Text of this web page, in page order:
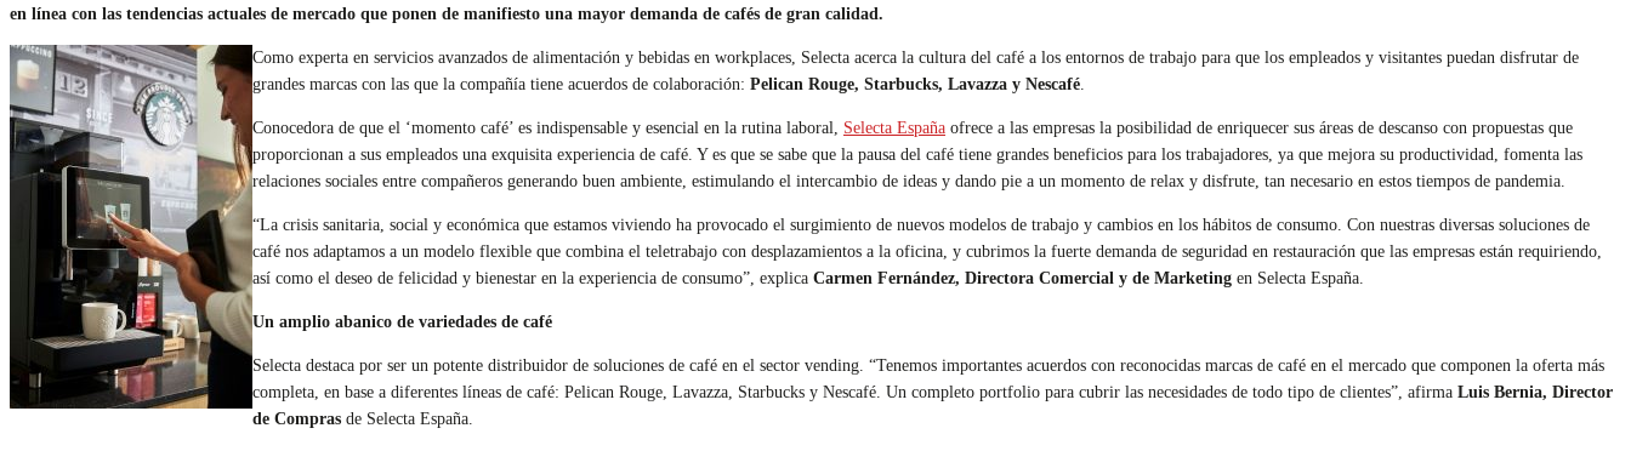
en línea con las tendencias actuales de mercado que ponen de manifiesto una mayor demanda de cafés de gran calidad.
Como experta en servicios avanzados de alimentación y bebidas en workplaces, Selecta acerca la cultura del café a los entornos de trabajo para que los empleados y visitantes puedan disfrutar de
grandes marcas con las que la compañía tiene acuerdos de colaboración: Pelican Rouge, Starbucks, Lavazza y Nescafé
Conocedora de que el ‘momento café’ es indispensable y esencial en la rutina laboral, Selecta España ofrece a las empresas la posibilidad de enriquecer sus áreas de descanso con propuestas que
proporcionan a sus empleados una exquisita experiencia de café. Y es que se sabe que la pausa del café tiene grandes beneficios para los trabajadores, ya que mejora su productividad, fomenta las
relaciones sociales entre compañeros generando buen ambiente, estimulando el intercambio de ideas y dando pie a un momento de relax y disfrute, tan necesario en estos tiempos de pandemia.
“La crisis sanitaria, social y económica que estamos viviendo ha provocado el surgimiento de nuevos modelos de trabajo y cambios en los hábitos de consumo. Con nuestras diversas soluciones de
café nos adaptamos a un modelo flexible que combina el teletrabajo con desplazamientos a la oficina, y cubrimos la fuerte demanda de seguridad en restauración que las empresas están requiriendo,
así como el deseo de felicidad y bienestar en la experiencia de consumo”, explica Carmen Fernández, Directora Comercial y de Marketing en Selecta España.
Un amplio abanico de variedades de café
Selecta destaca por ser un potente distribuidor de soluciones de café en el sector vending. “Tenemos importantes acuerdos con reconocidas marcas de café en el mercado que componen la oferta más
completa, en base a diferentes líneas de café: Pelican Rouge, Lavazza, Starbucks y Nescafé. Un completo portfolio para cubrir las necesidades de todo tipo de clientes”, afirma Luis Bernia, Director
de Compras de Selecta España.